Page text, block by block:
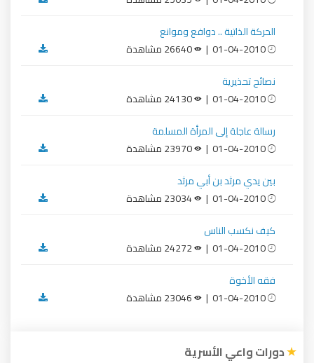
الحركة الذاتية .. دوافع وموانع
نصائح تحذيرية
رسالة عاجلة إلى المرأة المسلمة
بين يدي مرثد بن أبي مرثد
كيف نكسب الناس
فقه الأخوة
دورات واعي الأسرية